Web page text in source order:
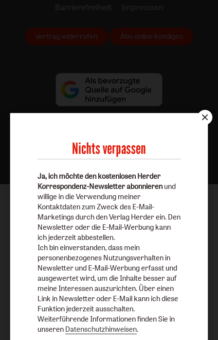
Barrierefreiheit
Impressum
Vertrag widerrufen Abo online kündigen
Nach oben
Nichts verpassen
Ja, ich möchte den kostenlosen Herder
Korrespondenz-Newsletter abonnieren und
willige in die Verwendung meiner
Kontaktdaten zum Zweck des E-Mail-
Marketings durch den Verlag Herder ein. Den
Newsletter oder die E-Mail-Werbung kann
ich jederzeit abbestellen.
Ich bin einverstanden, dass mein
personenbezogenes Nutzungsverhalten in
Newsletter und E-Mail-Werbung erfasst und
ausgewertet wird, um die Inhalte besser auf
meine Interessen auszurichten. Über einen
Link in Newsletter oder E-Mail kann ich diese
Funktion jederzeit ausschalten.
Weiterführende Informationen finden Sie in
unseren Datenschutzhinweisen.